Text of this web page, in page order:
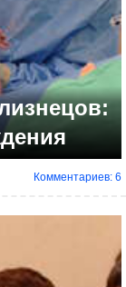
Комментариев: 6